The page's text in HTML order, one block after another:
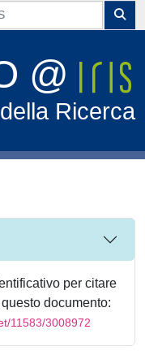
@
Ricerca
per citare
documento:
11583/3008972